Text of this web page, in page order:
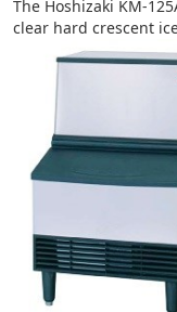
The Hoshizaki KM-
clear hard crescent